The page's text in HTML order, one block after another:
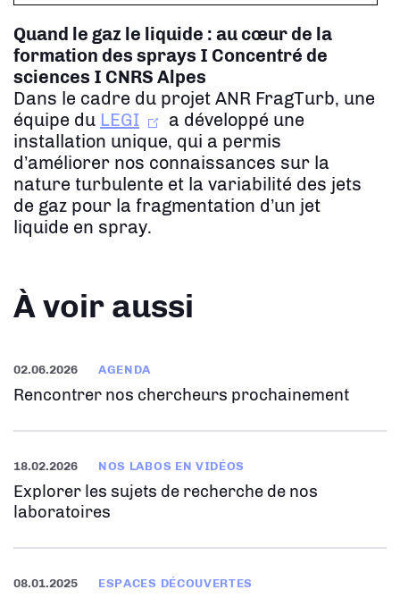
Quand le gaz le liquide : au cœur de la
formation des sprays I Concentré de
sciences I CNRS Alpes
Dans le cadre du projet ANR FragTurb, une
équipe du LEGI
a développé une
installation unique, qui a permis
d’améliorer nos connaissances sur la
nature turbulente et la variabilité des jets
de gaz pour la fragmentation d’un jet
liquide en spray.
À voir aussi
02.06.2026 AGENDA
Rencontrer nos chercheurs prochainement
18.02.2026 NOS LABOS EN VIDÉOS
Explorer les sujets de recherche de nos
laboratoires
08.01.2025 ESPACES DÉCOUVERTES